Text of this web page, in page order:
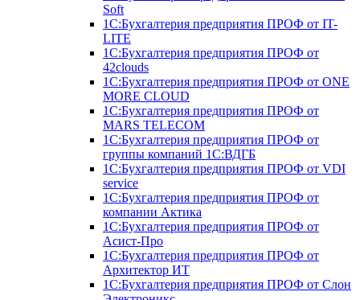
Soft
1С:Бухгалтерия предприятия ПРОФ от IT-
LITE
1С:Бухгалтерия предприятия ПРОФ от
42clouds
1С:Бухгалтерия предприятия ПРОФ от ONE
MORE CLOUD
1С:Бухгалтерия предприятия ПРОФ от
MARS TELECOM
1С:Бухгалтерия предприятия ПРОФ от
группы компаний 1С:ВДГБ
1С:Бухгалтерия предприятия ПРОФ от VDI
service
1С:Бухгалтерия предприятия ПРОФ от
компании Актика
1С:Бухгалтерия предприятия ПРОФ от
Асист-Про
1С:Бухгалтерия предприятия ПРОФ от
Архитектор ИТ
1С:Бухгалтерия предприятия ПРОФ от Слон